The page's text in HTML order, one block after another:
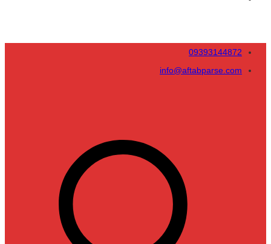
09393144872
info@aftabparse.com